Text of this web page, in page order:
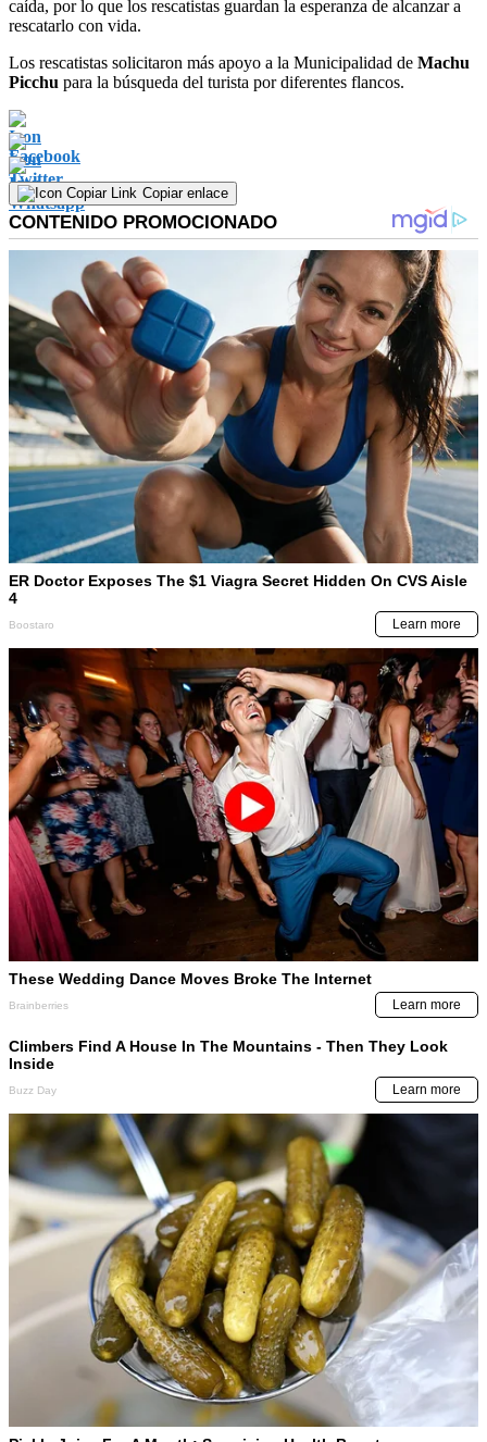
caída, por lo que los rescatistas guardan la esperanza de alcanzar a
rescatarlo con vida.
Los rescatistas solicitaron más apoyo a la Municipalidad de Machu
Picchu para la búsqueda del turista por diferentes flancos.
Copiar enlace